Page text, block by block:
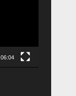
06:04